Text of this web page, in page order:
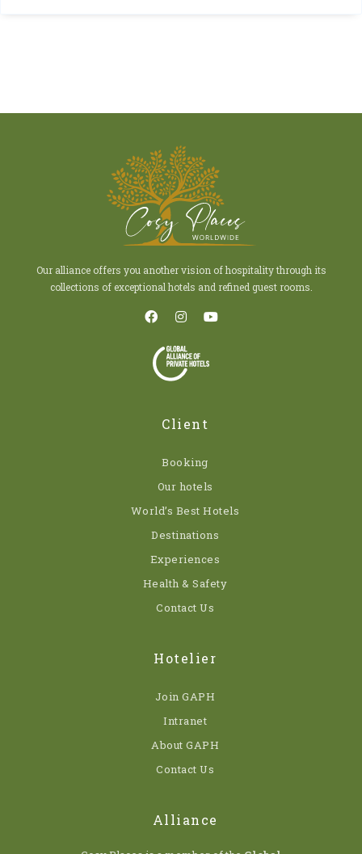
Our alliance offers you another vision of hospitality through its
collections of exceptional hotels and refined guest rooms.
Client
Booking
Our hotels
World’s Best Hotels
Destinations
Experiences
Health & Safety
Contact Us
Hotelier
Join GAPH
Intranet
About GAPH
Contact Us
Alliance